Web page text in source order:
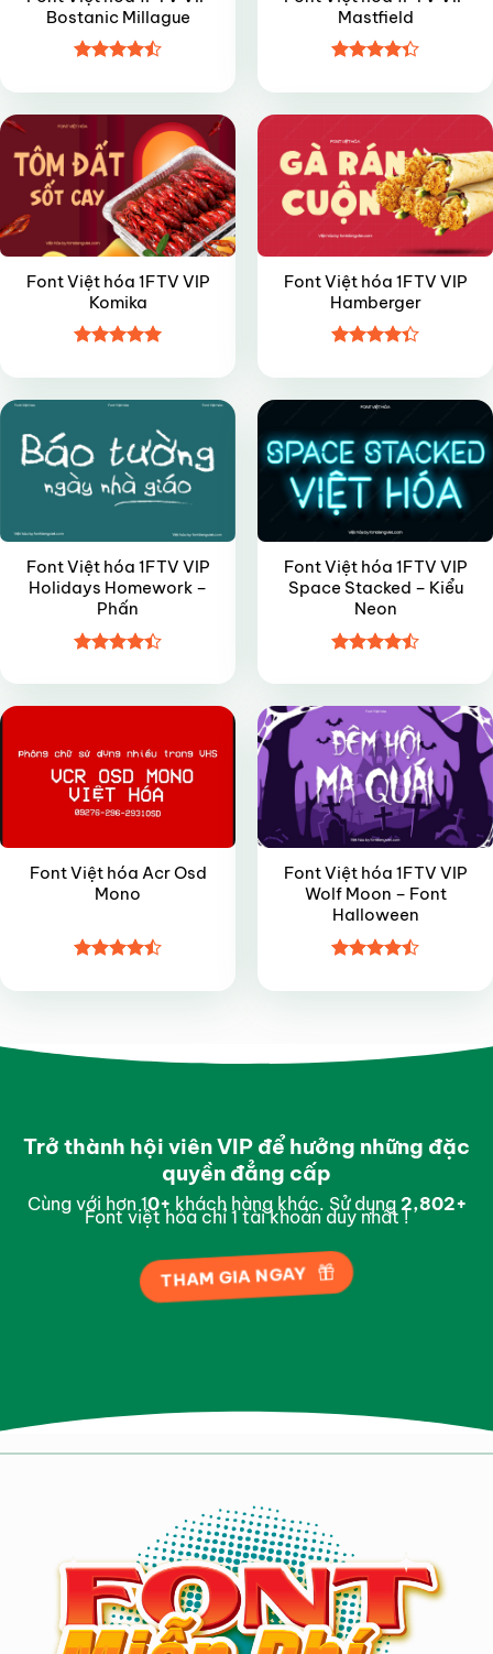
Bostanic Millague
hạng4.5
5 sao
Mastfield
hạng4.35
5 sao
Font Việt hóa 1FTV VIP
Komika
hạng4.95
5 sao
Font Việt hóa 1FTV VIP
Hamberger
hạng4.35
5 sao
Font Việt hóa 1FTV VIP
Holidays Homework –
Phấn
hạng4.4
5 sao
Font Việt hóa 1FTV VIP
Space Stacked – Kiểu
Neon
hạng4.45
5 sao
Font Việt hóa Acr Osd
Mono
hạng4.5
Font Việt hóa 1FTV VIP
Wolf Moon – Font
Halloween
hạng4.45
Trở thành hội viên VIP để hưởng những đặc
quyền đẳng cấp
Cùng với hơn 10+ khách hàng khác. Sử dụng 2,984+
Font việt hóa chỉ 1 tài khoản duy nhất !
THAM GIA NGAY